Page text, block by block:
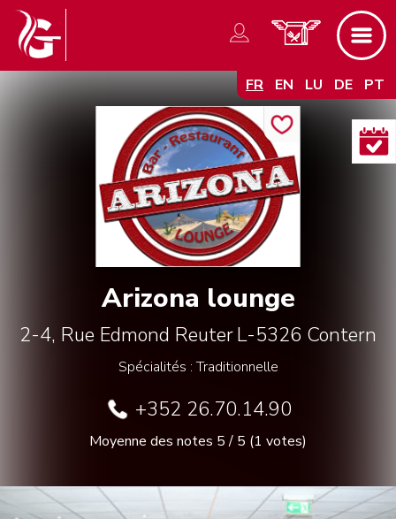
FR EN LU DE PT
Arizona lounge
2-4, Rue Edmond ReuterL-5326 Contern
Spécialités : Traditionnelle
+352 26.70.14.90
Moyenne des notes 5/ 5 (1 votes)